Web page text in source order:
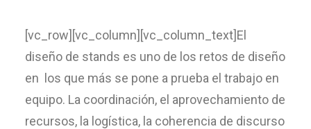
[vc_row][vc_column][vc_column_text]El
diseño de stands es uno de los retos de diseño
en los que más se pone a prueba el trabajo en
equipo. La coordinación, el aprovechamiento de
recursos, la logística, la coherencia de discurso